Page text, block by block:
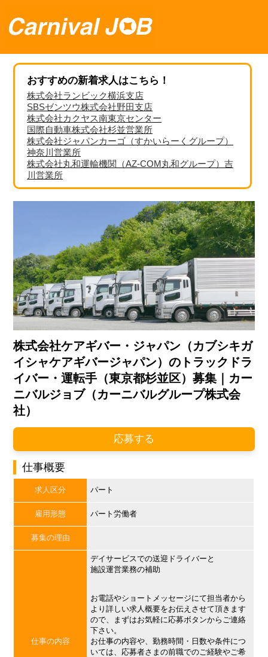
おすすめの新着求人はこちら！
株式会社ランビック横浜支店
SBSゼンツウ株式会社野田支店
株式会社カクヤス南東京センター
国際自動車株式会社杉並営業所
株式会社ジャパンカーゴ（すかいらーくグループ）
神奈川営業所
株式会社丸和運輸機関（AZ-COM丸和グループ）吉
川営業所
株式会社ケアギバー・ジャパン（カブシキガ
イシャケアギバージャパン）のトラックドラ
イバー・運転手（東京都杉並区）募集｜カー
ニバルジョブ（カーニバルグループ株式会
社）
応募する
仕事概要
求人区分 パート
雇用形態 パート労働者
募集の理由
仕事の内容
デイサービスでの送迎ドライバーと
施設運営業務の補助
お電話やショートメッセージにて担当者から
より詳しい求人概要をお伝えさせて頂きます
ので、まずはお気軽に応募ボタンからご連絡
下さい。
お仕事の内容や、勤務時間・日数や条件につ
いては、応募者さまの前職でのご経験やご希